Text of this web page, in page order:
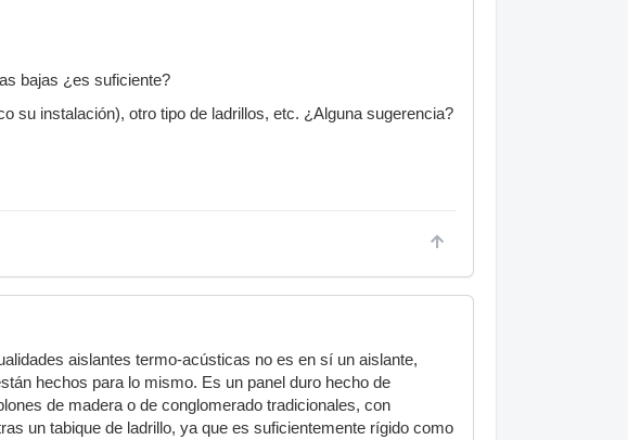
bajas ¿es suficiente?
su instalación), otro tipo de ladrillos, etc. ¿Alguna sugerencia?
aislantes termo-acústicas no es en sí un aislante,
hechos para lo mismo. Es un panel duro hecho de
de madera o de conglomerado tradicionales, con
un tabique de ladrillo, ya que es suficientemente rígido como